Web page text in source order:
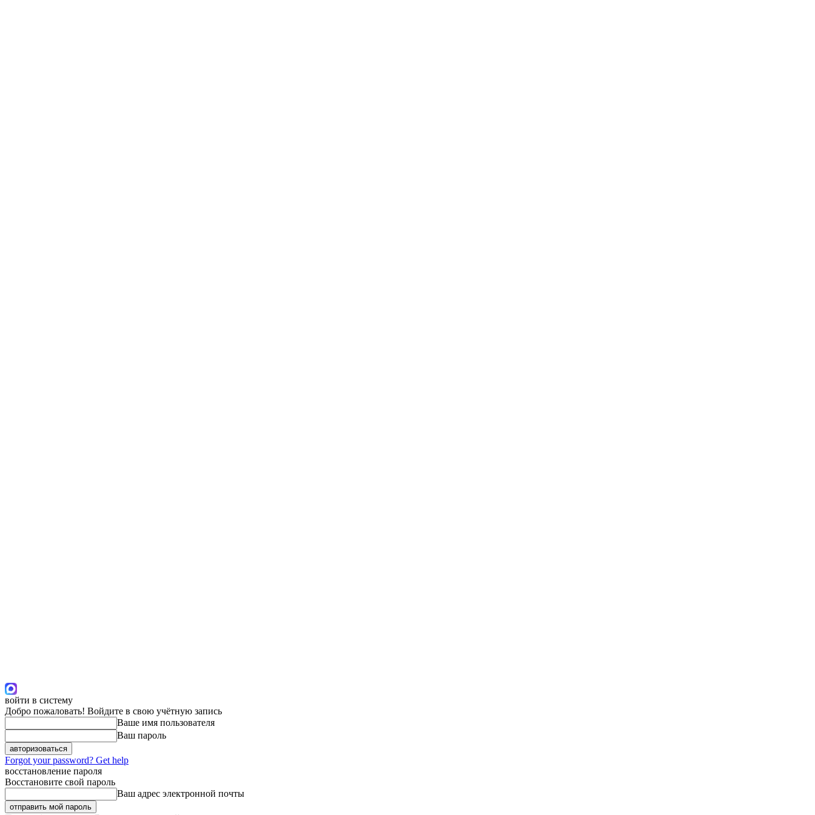
войти в систему
Добро пожаловать! Войдите в свою учётную запись
Ваше имя пользователя
Ваш пароль
Forgot your password? Get help
восстановление пароля
Восстановите свой пароль
Ваш адрес электронной почты